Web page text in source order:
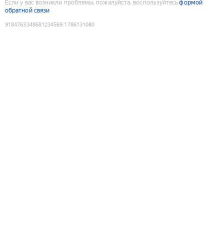
Если у вас возникли проблемы, пожалуйста, воспользуйтесьформой
обратной связи
9184763348681234569:1786131080